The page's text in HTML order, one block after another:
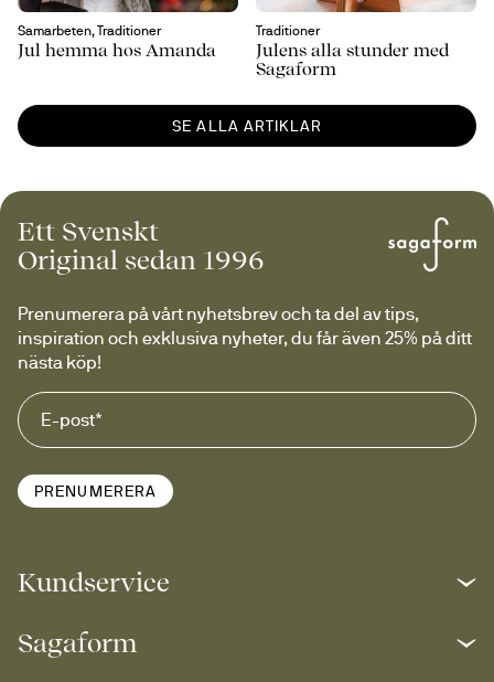
Samarbeten, Traditioner
Jul hemma hos Amanda
Traditioner
Julens alla stunder med
Sagaform
SE ALLA ARTIKLAR
Ett Svenskt
Original sedan 1996
Prenumerera på vårt nyhetsbrev och ta del av tips,
inspiration och exklusiva nyheter, du får även 25% på ditt
nästa köp!
PRENUMERERA
Kundservice
Sagaform